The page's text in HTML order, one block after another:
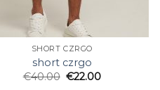
SHORT CZRGO
short czrgo
€40.00 €22.00